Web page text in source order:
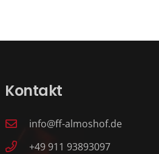
Kontakt
info@ff-almoshof.de
+49 911 93893097